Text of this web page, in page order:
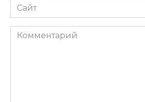
Сайт
Комментарий